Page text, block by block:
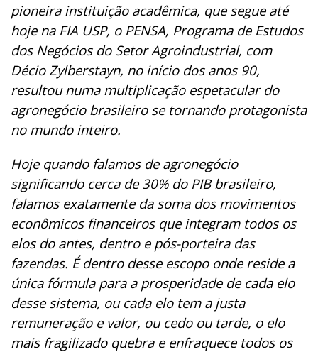
pioneira instituição acadêmica, que segue até
hoje na FIA USP, o PENSA, Programa de Estudos
dos Negócios do Setor Agroindustrial, com
Décio Zylberstayn, no início dos anos 90,
resultou numa multiplicação espetacular do
agronegócio brasileiro se tornando protagonista
no mundo inteiro.
Hoje quando falamos de agronegócio
significando cerca de 30% do PIB brasileiro,
falamos exatamente da soma dos movimentos
econômicos financeiros que integram todos os
elos do antes, dentro e pós-porteira das
fazendas. É dentro desse escopo onde reside a
única fórmula para a prosperidade de cada elo
desse sistema, ou cada elo tem a justa
remuneração e valor, ou cedo ou tarde, o elo
mais fragilizado quebra e enfraquece todos os